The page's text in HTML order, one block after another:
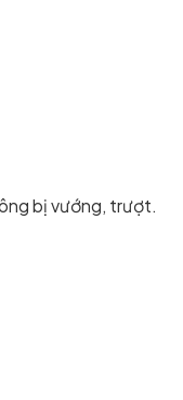
bị vướng, trượt.